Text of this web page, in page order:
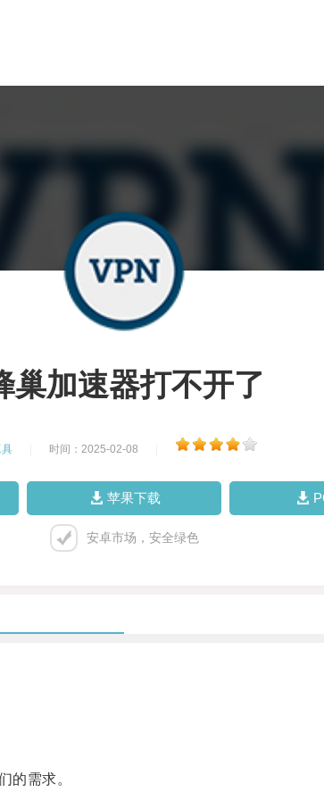
巢加速器打不开了
具 时间：2025-02-08
苹果下载
安卓市场，安全绿色
需求。